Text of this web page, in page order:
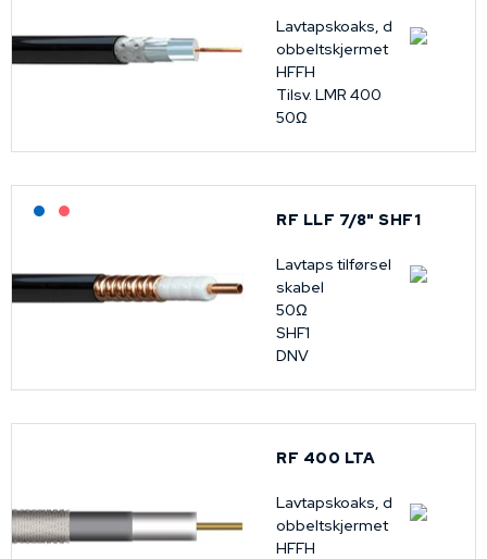
Lavtapskoaks, d
obbeltskjermet
HFFH
Tilsv. LMR 400
50Ω
Lagerført: NEK Kabel
RF LLF 7/8" SHF1
Lavtaps tilførsel
skabel
50Ω
SHF1
DNV
RF 400 LTA
Lavtapskoaks, d
obbeltskjermet
HFFH